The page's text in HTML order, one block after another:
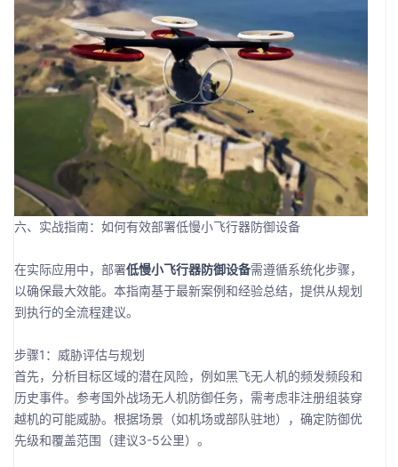
六、实战指南：如何有效部署低慢小飞行器防御设备
在实际应用中，部署低慢小飞行器防御设备需遵循系统化步骤，
以确保最大效能。本指南基于最新案例和经验总结，提供从规划
到执行的全流程建议。
步骤1：威胁评估与规划
首先，分析目标区域的潜在风险，例如黑飞无人机的频发频段和
历史事件。参考国外战场无人机防御任务，需考虑非注册组装穿
越机的可能威胁。根据场景（如机场或部队驻地），确定防御优
先级和覆盖范围（建议3-5公里）。